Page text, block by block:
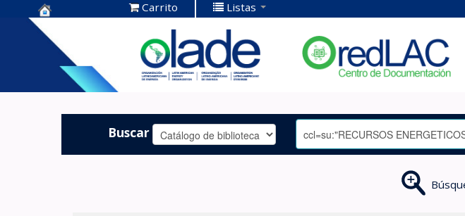
Centro de
Documentación
OLADE -
Carrito Listas
Buscar